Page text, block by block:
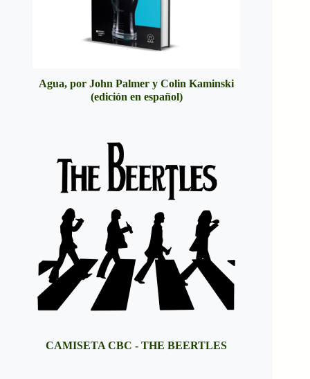
Agua, por John Palmer y Colin Kaminski
(edición en español)
CAMISETA CBC - THE BEERTLES